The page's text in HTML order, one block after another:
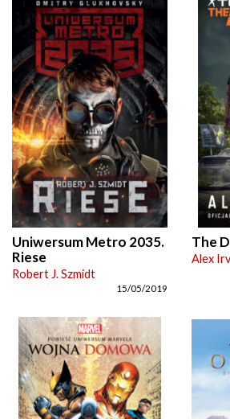
Uniwersum Metro 2035.
Riese
Robert J. Szmidt
15/05/2019
The
Alex